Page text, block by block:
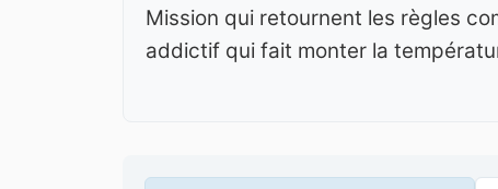
Mission qui retournent les règles
addictif qui fait monter la